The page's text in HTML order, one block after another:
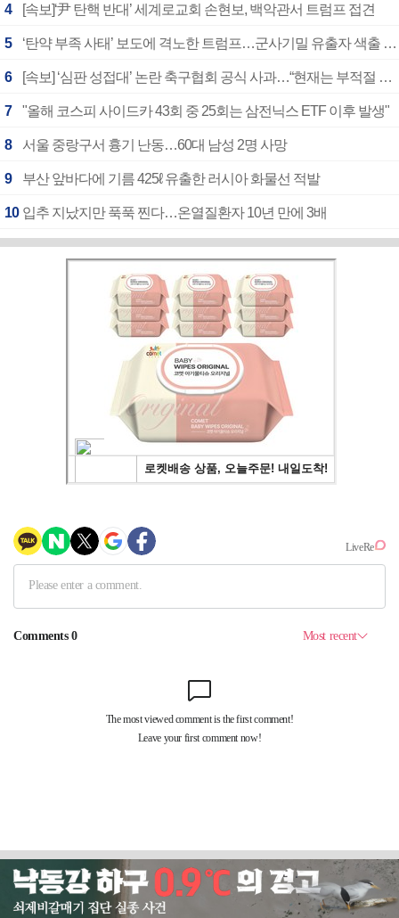
4 [속보]‘尹 탄핵 반대’ 세계로교회 손현보, 백악관서 트럼프 접견
5 ‘탄약 부족 사태’ 보도에 격노한 트럼프…군사기밀 유출자 색출 지시
6 [속보] ‘심판 성접대’ 논란 축구협회 공식 사과…“현재는 부적절 행위 없어”
7 "올해 코스피 사이드카 43회 중 25회는 삼전닉스 ETF 이후 발생"
8 서울 중랑구서 흉기 난동…60대 남성 2명 사망
9 부산 앞바다에 기름 425ℓ 유출한 러시아 화물선 적발
10 입추 지났지만 푹푹 찐다…온열질환자 10년 만에 3배